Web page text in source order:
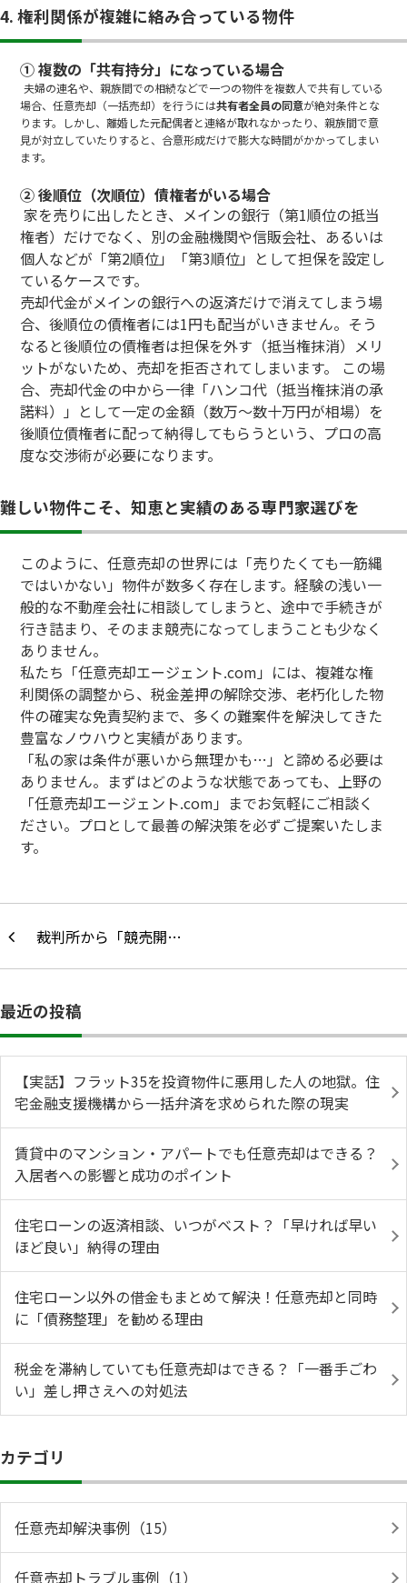
4. 権利関係が複雑に絡み合っている物件
① 複数の「共有持分」になっている場合
夫婦の連名や、親族間での相続などで一つの物件を複数人で共有している
場合、任意売却（一括売却）を行うには共有者全員の同意が絶対条件とな
ります。しかし、離婚した元配偶者と連絡が取れなかったり、親族間で意
見が対立していたりすると、合意形成だけで膨大な時間がかかってしまい
ます。
② 後順位（次順位）債権者がいる場合
家を売りに出したとき、メインの銀行（第1順位の抵当
権者）だけでなく、別の金融機関や信販会社、あるいは
個人などが「第2順位」「第3順位」として担保を設定し
ているケースです。
売却代金がメインの銀行への返済だけで消えてしまう場
合、後順位の債権者には1円も配当がいきません。そう
なると後順位の債権者は担保を外す（抵当権抹消）メリ
ットがないため、売却を拒否されてしまいます。 この場
合、売却代金の中から一律「ハンコ代（抵当権抹消の承
諾料）」として一定の金額（数万〜数十万円が相場）を
後順位債権者に配って納得してもらうという、プロの高
度な交渉術が必要になります。
難しい物件こそ、知恵と実績のある専門家選びを
このように、任意売却の世界には「売りたくても一筋縄
ではいかない」物件が数多く存在します。経験の浅い一
般的な不動産会社に相談してしまうと、途中で手続きが
行き詰まり、そのまま競売になってしまうことも少なく
ありません。
私たち「任意売却エージェント.com」には、複雑な権
利関係の調整から、税金差押の解除交渉、老朽化した物
件の確実な免責契約まで、多くの難案件を解決してきた
豊富なノウハウと実績があります。
「私の家は条件が悪いから無理かも…」と諦める必要は
ありません。まずはどのような状態であっても、上野の
「任意売却エージェント.com」までお気軽にご相談く
ださい。プロとして最善の解決策を必ずご提案いたしま
す。
裁判所から「競売開…
最近の投稿
【実話】フラット35を投資物件に悪用した人の地獄。住
宅金融支援機構から一括弁済を求められた際の現実
賃貸中のマンション・アパートでも任意売却はできる？
入居者への影響と成功のポイント
住宅ローンの返済相談、いつがベスト？「早ければ早い
ほど良い」納得の理由
住宅ローン以外の借金もまとめて解決！任意売却と同時
に「債務整理」を勧める理由
税金を滞納していても任意売却はできる？「一番手ごわ
い」差し押さえへの対処法
カテゴリ
任意売却解決事例（15）
任意売却トラブル事例（1）